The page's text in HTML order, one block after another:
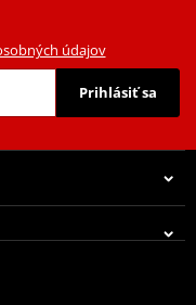
údajov
Prihlásiť sa